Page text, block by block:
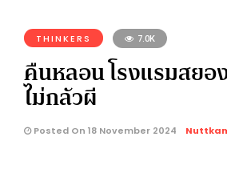
THINKERS 7.0K
คืนหลอน โรงแรมสยอ
ไม่กลัวผี
Posted On 18 November 2024